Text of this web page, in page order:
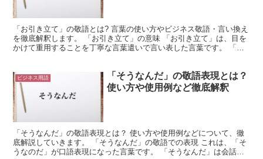
「お引き立て」の敬語とは? 言葉の使い方やビジネス敬語・言い換え
を徹底解釈します。 「お引き立て」の意味 「お引き立て」は、目を
かけて重用することを丁寧な言葉遣いで言い表した言葉です。 「引
ビジネス用語
「そうなんだ」の敬語表現とは？
使い方や使用例など徹底解釈
「そうなんだ」の敬語表現とは？ 使い方や使用例などについて、徹
底解説していきます。 「そうなんだ」の敬語での表現 これは、「そ
うなのだ」が口語表現になった言葉です。 「そうなんだ」は会話な